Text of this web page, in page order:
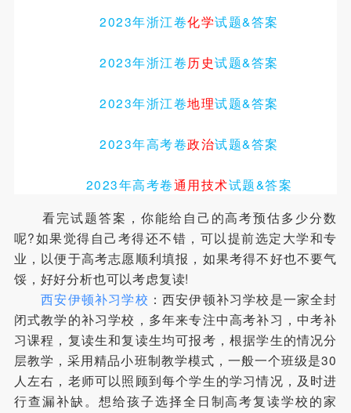
2023年浙江卷化学试题&答案
2023年浙江卷历史试题&答案
2023年浙江卷地理试题&答案
2023年高考卷政治试题&答案
2023年高考卷通用技术试题&答案
看完试题答案，你能给自己的高考预估多少分数
呢?如果觉得自己考得还不错，可以提前选定大学和专
业，以便于高考志愿顺利填报，如果考得不好也不要气
馁，好好分析也可以考虑复读!
西安伊顿补习学校 ：西安伊顿补习学校是一家全封
闭式教学的补习学校，多年来专注中高考补习，中考补
习课程，复读生和复读生均可报考，根据学生的情况分
层教学，采用精品小班制教学模式，一般一个班级是30
人左右，老师可以照顾到每个学生的学习情况，及时进
行查漏补缺。想给孩子选择全日制高考复读学校的家